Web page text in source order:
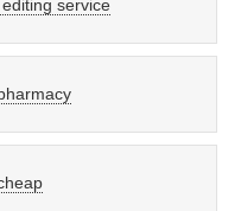
service